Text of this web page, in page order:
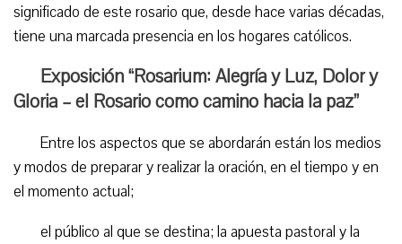
significado de este rosario que, desde hace varias décadas,
tiene una marcada presencia en los hogares católicos.
Exposición “Rosarium: Alegría y Luz, Dolor y
Gloria – el Rosario como camino hacia la paz”
Entre los aspectos que se abordarán están los medios
y modos de preparar y realizar la oración, en el tiempo y en
el momento actual;
el público al que se destina; la apuesta pastoral y la